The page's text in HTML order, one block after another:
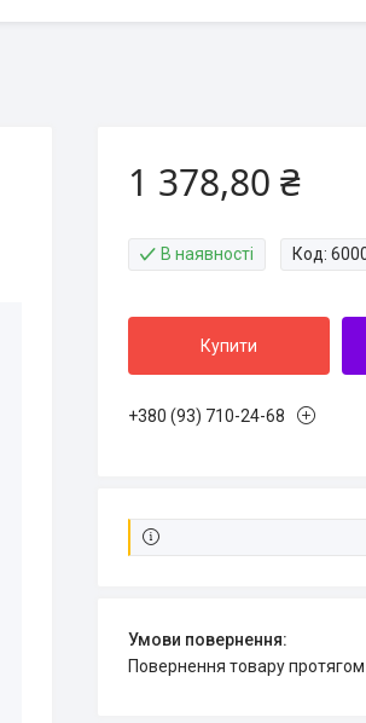
1 378,80 ₴
В наявності Код:
Купити
+380 (93) 710-24-68
повернення товару протягом